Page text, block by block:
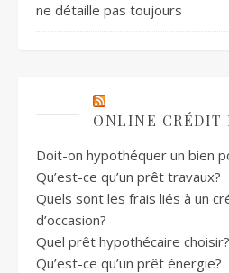
ne détaille pas toujours
ONLINE CRÉDIT
Doit-on hypothéquer un bien
Qu’est-ce qu’un prêt travaux?
Quels sont les frais liés à un
d’occasion?
Quel prêt hypothécaire choisir?
Qu’est-ce qu’un prêt énergie?